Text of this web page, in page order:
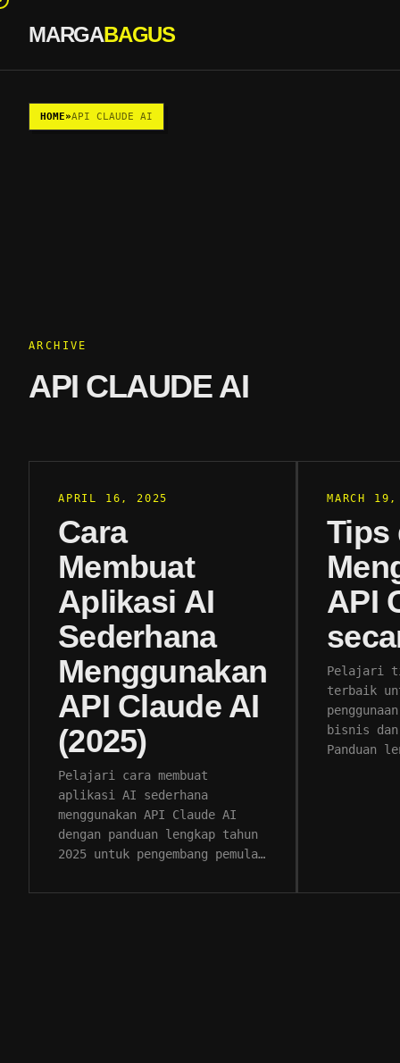
Skip to content
MARGABAGUS
HOME»API CLAUDE AI
ARCHIVE
API CLAUDE AI
APRIL 16, 2025
Cara
Membuat
Aplikasi AI
Sederhana
Menggunakan
API Claude AI
(2025)
Pelajari cara membuat
aplikasi AI sederhana
menggunakan API Claude AI
dengan panduan lengkap tahun
2025 untuk pengembang pemula…
MARCH
Tips
API
Pelajari
terbaik
bisnis
Panduan